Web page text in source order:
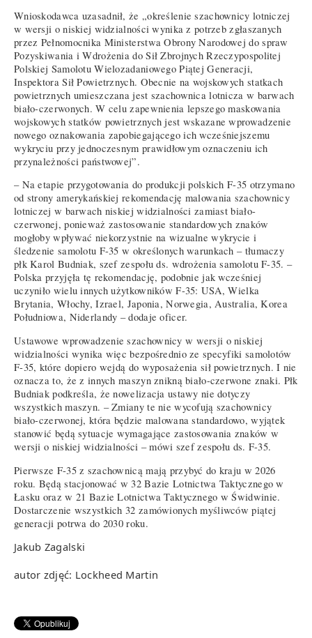
Wnioskodawca uzasadnił, że „określenie szachownicy lotniczej
w wersji o niskiej widzialności wynika z potrzeb zgłaszanych
przez Pełnomocnika Ministerstwa Obrony Narodowej do spraw
Pozyskiwania i Wdrożenia do Sił Zbrojnych Rzeczypospolitej
Polskiej Samolotu Wielozadaniowego Piątej Generacji,
Inspektora Sił Powietrznych. Obecnie na wojskowych statkach
powietrznych umieszczana jest szachownica lotnicza w barwach
biało-czerwonych. W celu zapewnienia lepszego maskowania
wojskowych statków powietrznych jest wskazane wprowadzenie
nowego oznakowania zapobiegającego ich wcześniejszemu
wykryciu przy jednoczesnym prawidłowym oznaczeniu ich
przynależności państwowej”.
– Na etapie przygotowania do produkcji polskich F-35 otrzymano
od strony amerykańskiej rekomendację malowania szachownicy
lotniczej w barwach niskiej widzialności zamiast biało-
czerwonej, ponieważ zastosowanie standardowych znaków
mogłoby wpływać niekorzystnie na wizualne wykrycie i
śledzenie samolotu F-35 w określonych warunkach – tłumaczy
płk Karol Budniak, szef zespołu ds. wdrożenia samolotu F-35. –
Polska przyjęła tę rekomendację, podobnie jak wcześniej
uczyniło wielu innych użytkowników F-35: USA, Wielka
Brytania, Włochy, Izrael, Japonia, Norwegia, Australia, Korea
Południowa, Niderlandy – dodaje oficer.
Ustawowe wprowadzenie szachownicy w wersji o niskiej
widzialności wynika więc bezpośrednio ze specyfiki samolotów
F-35, które dopiero wejdą do wyposażenia sił powietrznych. I nie
oznacza to, że z innych maszyn znikną biało-czerwone znaki. Płk
Budniak podkreśla, że nowelizacja ustawy nie dotyczy
wszystkich maszyn. – Zmiany te nie wycofują szachownicy
biało-czerwonej, która będzie malowana standardowo, wyjątek
stanowić będą sytuacje wymagające zastosowania znaków w
wersji o niskiej widzialności – mówi szef zespołu ds. F-35.
Pierwsze F-35 z szachownicą mają przybyć do kraju w 2026
roku. Będą stacjonować w 32 Bazie Lotnictwa Taktycznego w
Łasku oraz w 21 Bazie Lotnictwa Taktycznego w Świdwinie.
Dostarczenie wszystkich 32 zamówionych myśliwców piątej
generacji potrwa do 2030 roku.
Jakub Zagalski
autor zdjęć: Lockheed Martin